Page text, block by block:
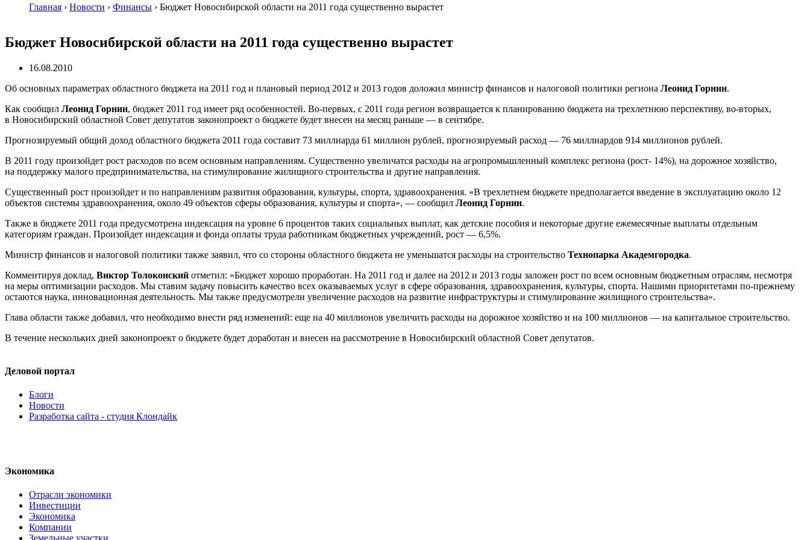
Главная › Новости › Финансы › Бюджет Новосибирской области на 2011 года существенно вырастет
Бюджет Новосибирской области на 2011 года существенно вырастет
16.08.2010
Об основных параметрах областного бюджета на 2011 год и плановый период 2012 и 2013 годов доложил министр финансов и налоговой политики региона Леонид Горнин.
Как сообщил Леонид Горнин, бюджет 2011 год имеет ряд особенностей. Во-первых, с 2011 года регион возвращается к планированию бюджета на трехлетнюю перспективу, во-вторых,
в Новосибирский областной Совет депутатов законопроект о бюджете будет внесен на месяц раньше — в сентябре.
Прогнозируемый общий доход областного бюджета 2011 года составит 73 миллиарда 61 миллион рублей, прогнозируемый расход — 76 миллиардов 914 миллионов рублей.
В 2011 году произойдет рост расходов по всем основным направлениям. Существенно увеличатся расходы на агропромышленный комплекс региона (рост- 14%), на дорожное хозяйство,
на поддержку малого предпринимательства, на стимулирование жилищного строительства и другие направления.
Существенный рост произойдет и по направлениям развития образования, культуры, спорта, здравоохранения. «В трехлетнем бюджете предполагается введение в эксплуатацию около 12
объектов системы здравоохранения, около 49 объектов сферы образования, культуры и спорта», — сообщил Леонид Горнин.
Также в бюджете 2011 года предусмотрена индексация на уровне 6 процентов таких социальных выплат, как детские пособия и некоторые другие ежемесячные выплаты отдельным
категориям граждан. Произойдет индексация и фонда оплаты труда работникам бюджетных учреждений, рост — 6,5%.
Министр финансов и налоговой политики также заявил, что со стороны областного бюджета не уменьшатся расходы на строительство Технопарка Академгородка.
Комментируя доклад, Виктор Толоконский отметил: «Бюджет хорошо проработан. На 2011 год и далее на 2012 и 2013 годы заложен рост по всем основным бюджетным отраслям, несмотря
на меры оптимизации расходов. Мы ставим задачу повысить качество всех оказываемых услуг в сфере образования, здравоохранения, культуры, спорта. Нашими приоритетами по-прежнему
остаются наука, инновационная деятельность. Мы также предусмотрели увеличение расходов на развитие инфраструктуры и стимулирование жилищного строительства».
Глава области также добавил, что необходимо внести ряд изменений: еще на 40 миллионов увеличить расходы на дорожное хозяйство и на 100 миллионов — на капитальное строительство.
В течение нескольких дней законопроект о бюджете будет доработан и внесен на рассмотрение в Новосибирский областной Совет депутатов.
Деловой портал
Блоги
Новости
Разработка сайта - студия Клондайк
Экономика
Отрасли экономики
Инвестиции
Экономика
Компании
Земельные участки